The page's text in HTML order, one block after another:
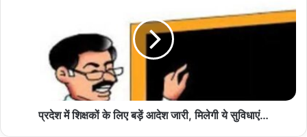
प्रदेश में शिक्षकों के लिए बड़ें आदेश जारी, मिलेगी ये सुविधाएं…